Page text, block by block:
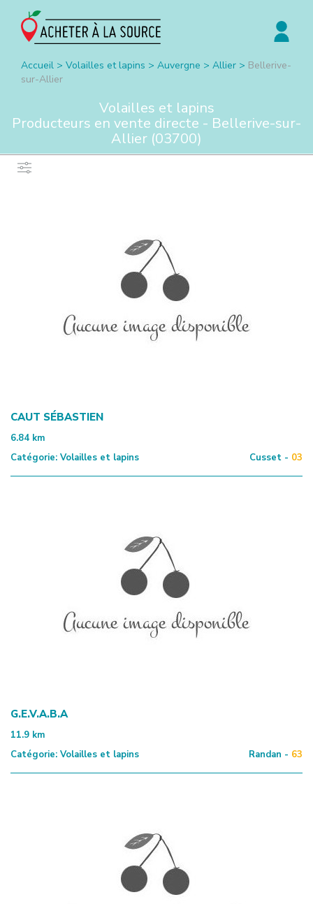
Accueil > Volailles et lapins > Auvergne > Allier > Bellerive-
sur-Allier
Volailles et lapins
Producteurs en vente directe - Bellerive-sur-
Allier (03700)
CAUT SÉBASTIEN
6.84 km
Catégorie: Volailles et lapins Cusset - 03
G.E.V.A.B.A
11.9 km
Catégorie: Volailles et lapins Randan - 63